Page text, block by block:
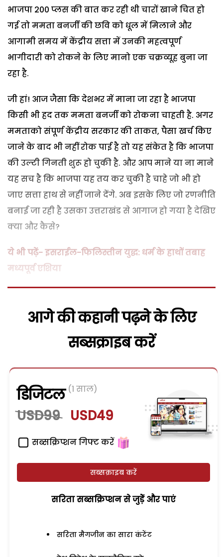
भाजपा 200 प्लस की बात कर रही थी चारों खाने चित हो
गई तो ममता बनर्जी की छवि को धूल में मिलाने और
आगामी समय में केंद्रीय सत्ता में उनकी महत्वपूर्ण
भागीदारी को रोकने के लिए मानो एक चक्रव्यूह बुना जा
रहा है.
जी हां! आज जैसा कि देशभर में माना जा रहा है भाजपा
किसी भी हद तक ममता बनर्जी को रोकना चाहती है. अगर
ममताको संपूर्ण केंद्रीय सरकार की ताकत, पैसा खर्च किए
जाने के बाद भी नहीं रोक पाई है तो यह संकेत है कि भाजपा
की उल्टी गिनती शुरू हो चुकी है. और आप माने या ना माने
यह सच है कि भाजपा यह तय कर चुकी है चाहे जो भी हो
जाए सत्ता हाथ से नहीं जाने देंगे. अब इसके लिए जो रणनीति
बनाई जा रही है उसका उत्तराखंड से आगाज हो गया है देखिए
क्या और कैसे?
ये भी पढ़ें- इसराईल-फिलिस्तीन युद्ध: धर्म के हाथों तबाह
मध्यपूर्व एशिया
आगे की कहानी पढ़ने के लिए
सब्सक्राइब करें
डिजिटल (1 साल)
USD99 USD49
सब्सक्रिप्शन गिफ्ट करें
सब्सक्राइब करें
सरिता सब्सक्रिप्शन से जुड़ेें और पाएं
सरिता मैगजीन का सारा कंटेंट